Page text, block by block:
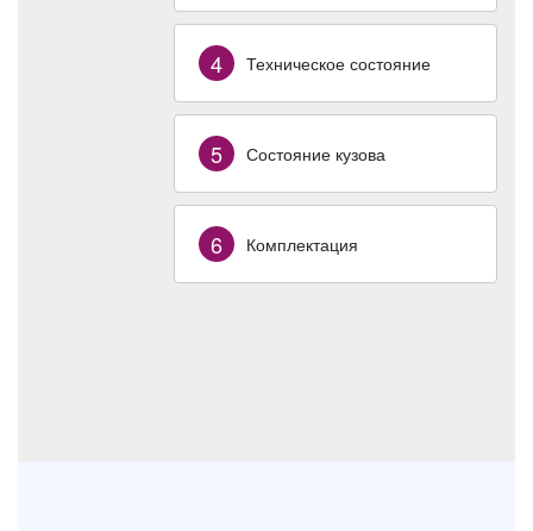
4 Техническое состояние
5 Состояние кузова
6 Комплектация